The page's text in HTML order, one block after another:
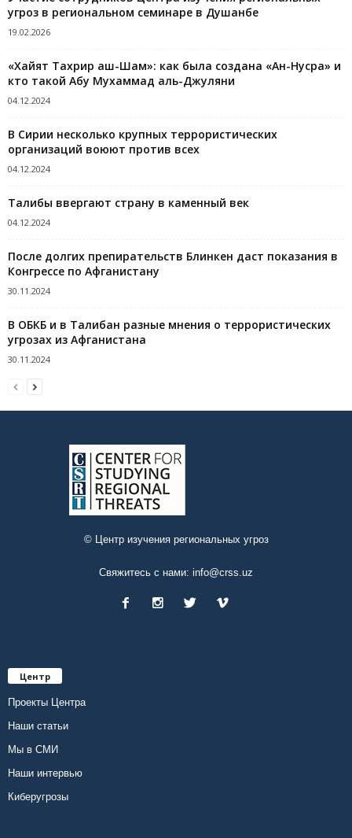
угроз в региональном семинаре в Душанбе
19.02.2026
«Хайят Тахрир аш-Шам»: как была создана «Ан-Нусра» и
кто такой Абу Мухаммад аль-Джуляни
04.12.2024
В Сирии несколько крупных террористических
организаций воюют против всех
04.12.2024
Талибы ввергают страну в каменный век
04.12.2024
После долгих препирательств Блинкен даст показания в
Конгрессе по Афганистану
30.11.2024
В ОБКБ и в Талибан разные мнения о террористических
угрозах из Афганистана
30.11.2024
© Центр изучения региональных угроз
Свяжитесь с нами: info@crss.uz
Центр
Проекты Центра
Наши статьи
Мы в СМИ
Наши интервью
Киберугрозы